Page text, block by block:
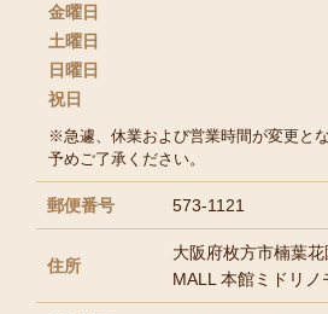
金曜日
土曜日
日曜日
祝日
※急遽、休業および営業時間が変更と
予めご了承ください。
郵便番号 573-1121
住所
大阪府枚方市楠葉
MALL 本館ミドリノ